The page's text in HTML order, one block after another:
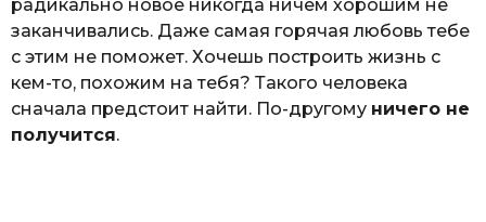
радикально новое никогда ничем хорошим не
заканчивались. Даже самая горячая любовь тебе
с этим не поможет. Хочешь построить жизнь с
кем-то, похожим на тебя? Такого человека
сначала предстоит найти. По-другому ничего не
получится.